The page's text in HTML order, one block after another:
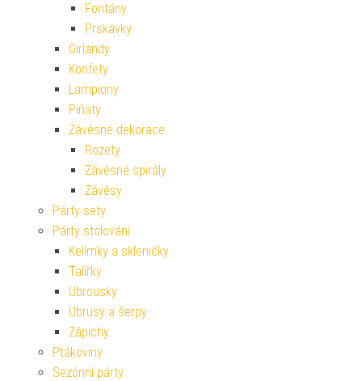
Fontány
Prskavky
Girlandy
Konfety
Lampiony
Piňaty
Závěsné dekorace
Rozety
Závěsné spirály
Závěsy
Párty sety
Párty stolování
Kelímky a skleničky
Talířky
Ubrousky
Ubrusy a šerpy
Zápichy
Ptákoviny
Sezónní párty